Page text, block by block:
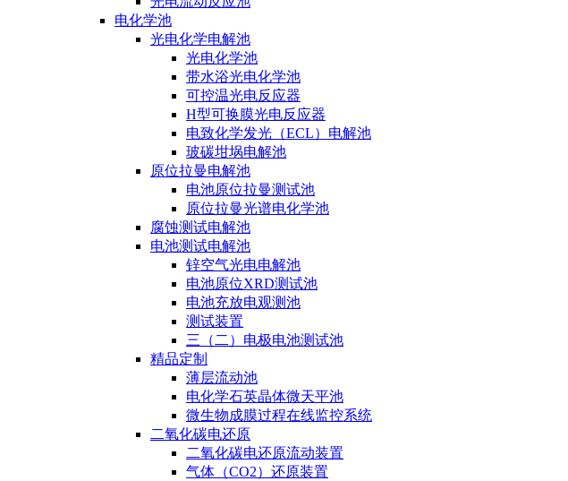
电化学池
光电化学电解池
光电化学池
带水浴光电化学池
可控温光电反应器
H型可换膜光电反应器
电致化学发光（ECL）电解池
玻碳坩埚电解池
原位拉曼电解池
电池原位拉曼测试池
原位拉曼光谱电化学池
腐蚀测试电解池
电池测试电解池
锌空气光电电解池
电池原位XRD测试池
电池充放电观测池
测试装置
三（二）电极电池测试池
精品定制
薄层流动池
电化学石英晶体微天平池
微生物成膜过程在线监控系统
二氧化碳电还原
二氧化碳电还原流动装置
气体（CO2）还原装置